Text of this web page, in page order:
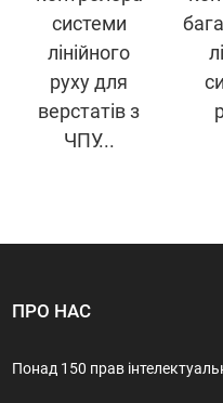
системи
лінійного
руху для
верстатів з
ЧПУ...
ПРО НАС
Понад 150 прав